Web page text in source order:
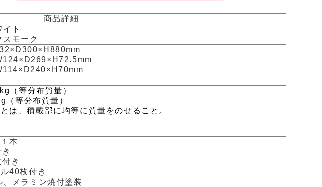
商品詳細
ト
スモーク
（等分布質量）
（等分布質量）
は、積載部に均等に質量をのせること。
本
き
40枚付き
、メラミン焼付塗装